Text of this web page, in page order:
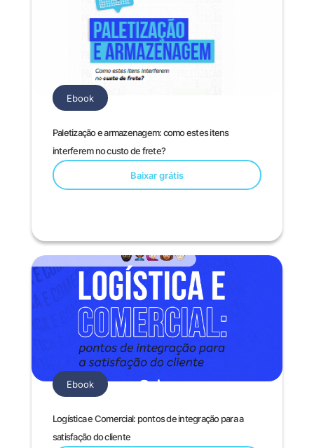
Paletização e armazenagem: como estes itens
interferem no custo de frete?
Baixar grátis
Ebook
Logística e Comercial: pontos de integração para a
satisfação do cliente
Ebook